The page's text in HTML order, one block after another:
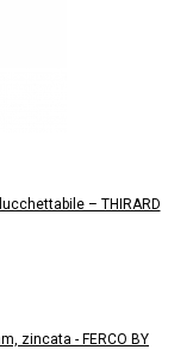
– THIRARD